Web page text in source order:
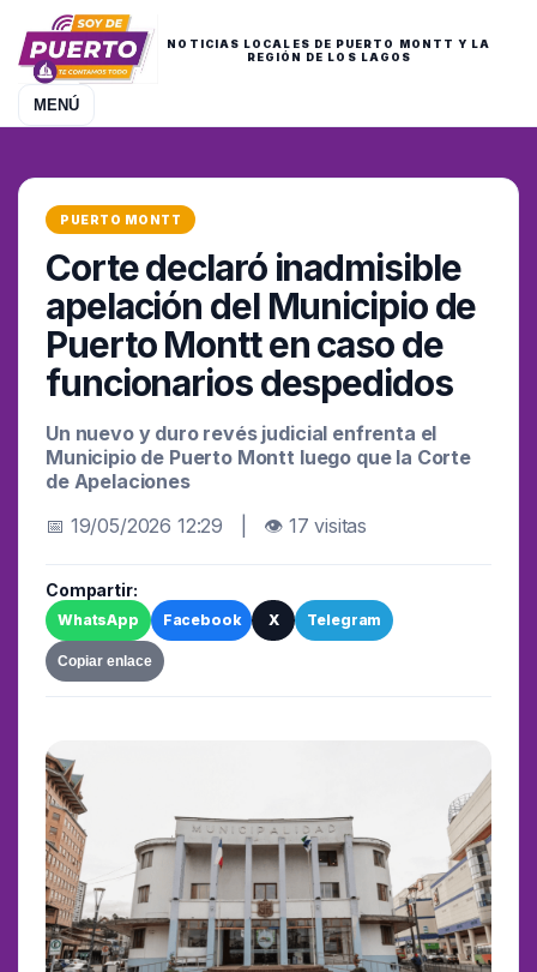
NOTICIAS LOCALES DE PUERTO MONTT Y LA
REGIÓN DE LOS LAGOS
MENÚ
PUERTO MONTT
Corte declaró inadmisible
apelación del Municipio de
Puerto Montt en caso de
funcionarios despedidos
Un nuevo y duro revés judicial enfrenta el
Municipio de Puerto Montt luego que la Corte
de Apelaciones
📅 19/05/2026 12:29 | 👁 17 visitas
Compartir:
WhatsApp Facebook X Telegram
Copiar enlace